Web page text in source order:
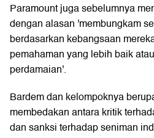
Paramount juga sebelumnya
dengan alasan 'membungkam
berdasarkan kebangsaan
pemahaman yang lebih baik
perdamaian'.
Bardem dan kelompoknya
membedakan antara kritik
dan sanksi terhadap seniman